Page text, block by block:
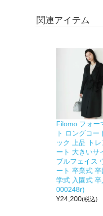
関連アイテム
Filomo フォー
ト ロングコー
ック 上品 トレ
ート 大きいサ
ブルフェイス
ート 卒業式 卒
学式 入園式
000248r)
¥24,200(税込)